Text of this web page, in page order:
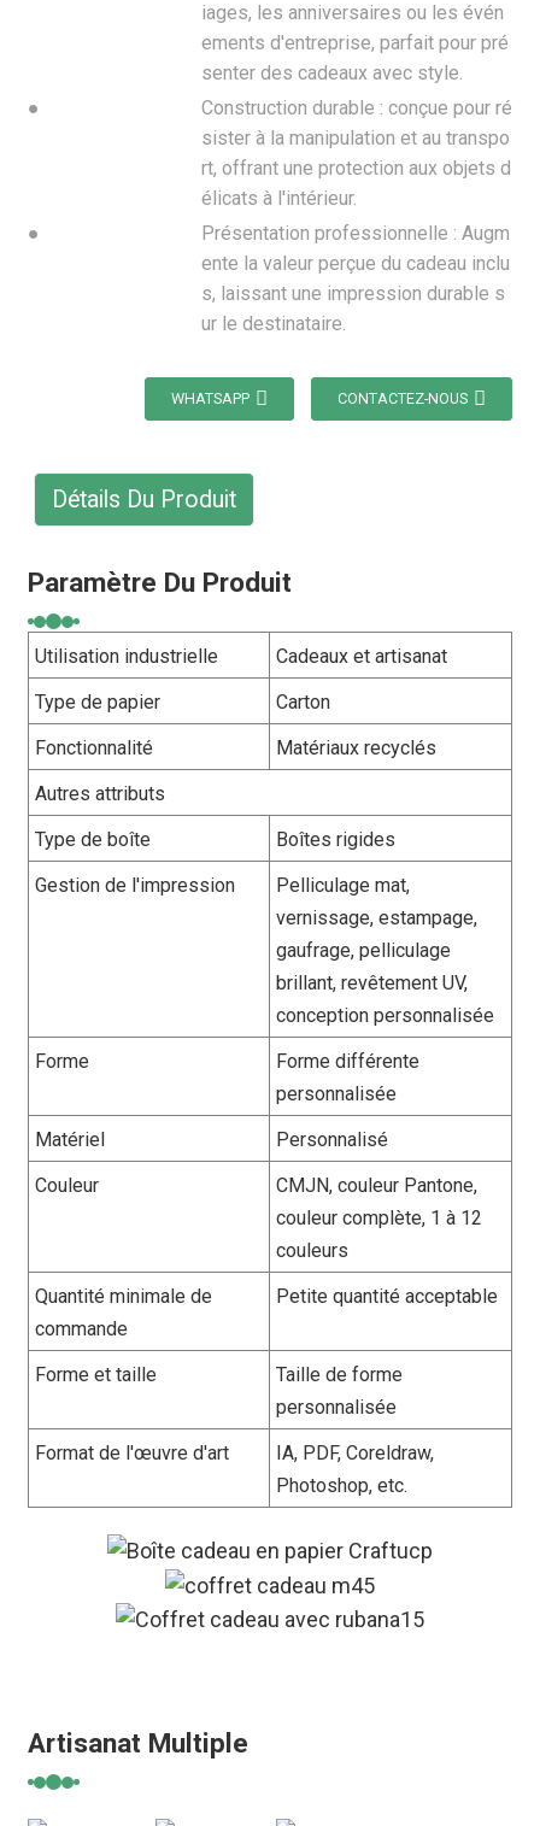
iages, les anniversaires ou les évén
ements d'entreprise, parfait pour pré
senter des cadeaux avec style.
●
Construction durable : conçue pour ré
sister à la manipulation et au transpo
rt, offrant une protection aux objets d
élicats à l'intérieur.
●
Présentation professionnelle : Augm
ente la valeur perçue du cadeau inclu
s, laissant une impression durable s
ur le destinataire.
WHATSAPP CONTACTEZ-NOUS
Détails Du Produit
Paramètre Du Produit
Utilisation industrielle
Cadeaux et artisanat
Type de papier
Carton
Fonctionnalité
Matériaux recyclés
Autres attributs
Type de boîte
Boîtes rigides
Gestion de l'impression
Pelliculage mat,
vernissage, estampage,
gaufrage, pelliculage
brillant, revêtement UV,
conception personnalisée
Forme
Forme différente
personnalisée
Matériel
Personnalisé
Couleur
CMJN, couleur Pantone,
couleur complète, 1 à 12
couleurs
Quantité minimale de
commande
Petite quantité acceptable
Forme et taille
Taille de forme
personnalisée
Format de l'œuvre d'art
IA, PDF, Coreldraw,
Photoshop, etc.
Artisanat Multiple